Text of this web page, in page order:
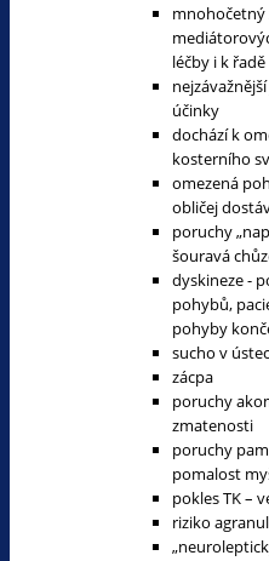
mnohočetný
léčby i k
účinky
dochází k
kosterního
omezená
obličej
poruchy
šouravá
dyskineze -
pohybů,
pohyby
sucho v
zácpa
poruchy
zmatenosti
poruchy
pomalost
pokles TK –
riziko